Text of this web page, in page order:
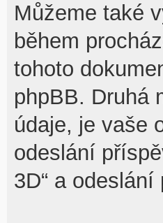
Můžeme také
během
tohoto
phpBB. Druhá
údaje, je vaše
odeslání
3D“ a